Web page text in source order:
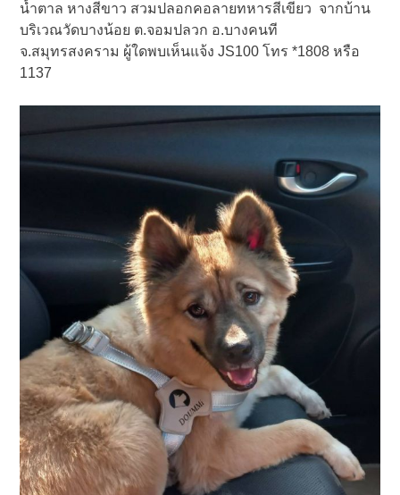
น้ำตาล หางสีขาว สวมปลอกคอลายทหารสีเขียว จากบ้าน
บริเวณวัดบางน้อย ต.จอมปลวก อ.บางคนที
จ.สมุทรสงคราม ผู้ใดพบเห็นแจ้ง JS100 โทร *1808 หรือ
1137